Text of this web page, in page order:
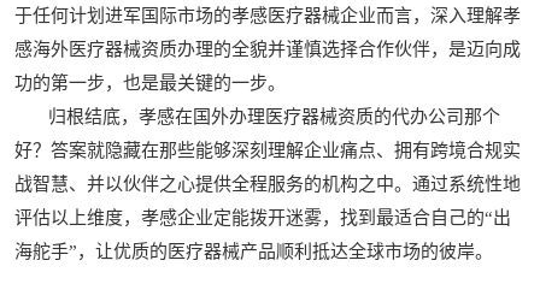
于任何计划进军国际市场的孝感医疗器械企业而言，深入理解孝
感海外医疗器械资质办理的全貌并谨慎选择合作伙伴，是迈向成
功的第一步，也是最关键的一步。
归根结底，孝感在国外办理医疗器械资质的代办公司那个
好？答案就隐藏在那些能够深刻理解企业痛点、拥有跨境合规实
战智慧、并以伙伴之心提供全程服务的机构之中。通过系统性地
评估以上维度，孝感企业定能拨开迷雾，找到最适合自己的“出
海舵手”，让优质的医疗器械产品顺利抵达全球市场的彼岸。